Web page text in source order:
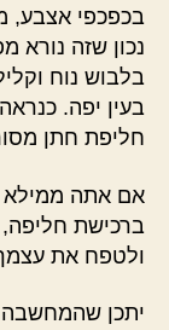
בכפכפי אצבע,
נכון שזה נורא
בלבוש נוח
בעין יפה.
חליפת חתן
אם אתה ממילא
ברכישת
ולטפח את
יתכן